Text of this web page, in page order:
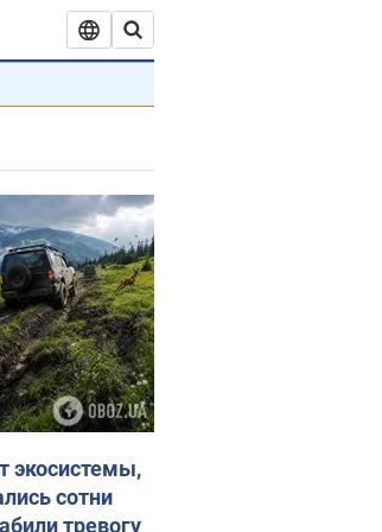
экосистемы,
сотни
тревогу